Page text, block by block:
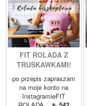
FIT ROLADA Z
TRUSKAWKAMI!
po przepis zapraszam
na moje konto na
InstagramieFIT